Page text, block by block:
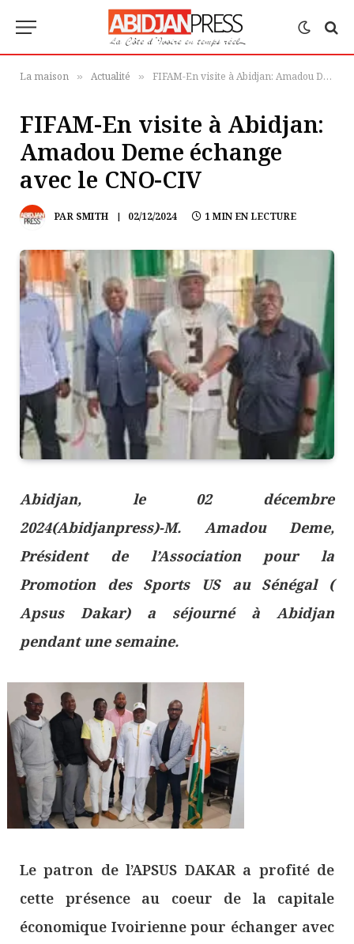
La maison » Actualité » FIFAM-En visite à Abidjan: Amadou Deme échange avec le CNO-CIV
FIFAM-En visite à Abidjan:
Amadou Deme échange
avec le CNO-CIV
PAR SMITH 02/12/2024 1 MIN EN LECTURE
Abidjan, le 02 décembre
2024(Abidjanpress)-M. Amadou Deme,
Président de l’Association pour la
Promotion des Sports US au Sénégal (
Apsus Dakar) a séjourné à Abidjan
pendant une semaine.
Le patron de l’APSUS DAKAR a profité de
cette présence au coeur de la capitale
économique Ivoirienne pour échanger avec